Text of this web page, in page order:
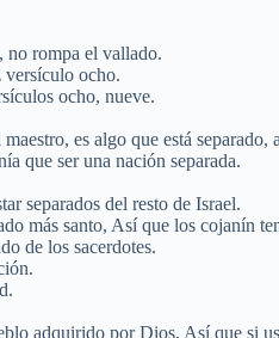
no rompa el vallado.
versículo ocho.
ocho, nueve.
es algo que está separado,
que ser una nación separada.
separados del resto de Israel.
más santo, Así que los cojanín
de los sacerdotes.
adquirido por Dios, Así que si